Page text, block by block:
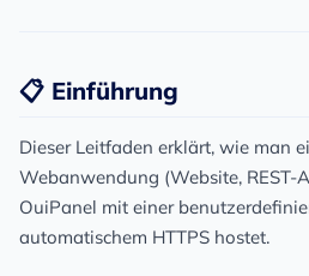
📋 Einführung
Dieser Leitfaden erklärt, wie man
Webanwendung (Website, REST-
OuiPanel mit einer
automatischem HTTPS hostet.